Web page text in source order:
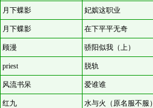
月下蝶影 妃嫔这职业
月下蝶影 在下平平无奇
顾漫 骄阳似我（上）
priest 脱轨
风流书呆 爱谁谁
红九 水与火（原名服不服）